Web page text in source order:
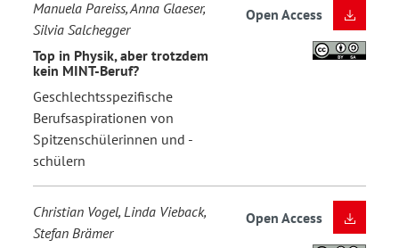
Manuela Pareiss, Anna Glaeser,
Silvia Salchegger
Top in Physik, aber trotzdem
kein MINT-Beruf?
Geschlechtsspezifische
Berufsaspirationen von
Spitzenschülerinnen und -
schülern
Open Access
Christian Vogel, Linda Vieback,
Stefan Brämer
Open Access